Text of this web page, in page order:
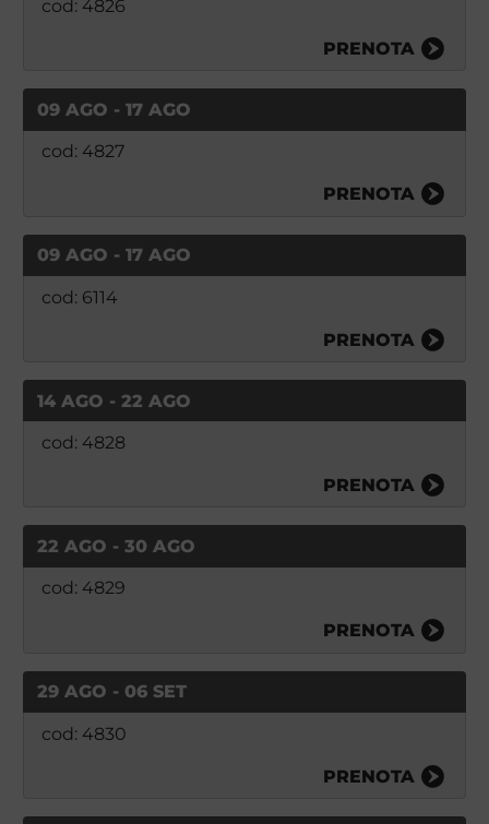
cod: 4826
PRENOTA
09 AGO - 17 AGO
cod: 4827
PRENOTA
09 AGO - 17 AGO
cod: 6114
PRENOTA
14 AGO - 22 AGO
cod: 4828
PRENOTA
22 AGO - 30 AGO
cod: 4829
PRENOTA
29 AGO - 06 SET
cod: 4830
PRENOTA